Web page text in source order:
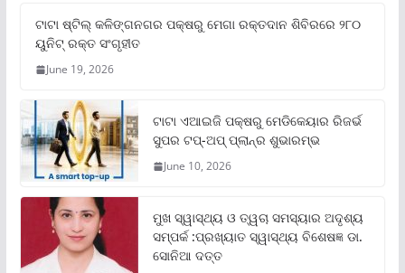
ଟାଟା ଷ୍ଟିଲ୍‌ କଳିଙ୍ଗନଗର ପକ୍ଷରୁ ମେଗା ରକ୍ତଦାନ ଶିବିରରେ ୨୮୦
ୟୁନିଟ୍‌ ରକ୍ତ ସଂଗୃହୀତ
June 19, 2026
ଟାଟା ଏଆଇଜି ପକ୍ଷରୁ ମେଡିକେୟାର ରିଜର୍ଭ
ସୁପର ଟପ୍‌-ଅପ୍ ପ୍ଲାନ୍‌ର ଶୁଭାରମ୍ଭ
June 10, 2026
ମୁଖ ସ୍ୱାସ୍ଥ୍ୟ ଓ ତ୍ୱଚା ସମସ୍ୟାର ଅଦୃଶ୍ୟ
ସମ୍ପର୍କ :ପ୍ରଖ୍ୟାତ ସ୍ୱାସ୍ଥ୍ୟ ବିଶେଷଜ୍ଞ ଡା.
ସୋନିଆ ଦତ୍ତ